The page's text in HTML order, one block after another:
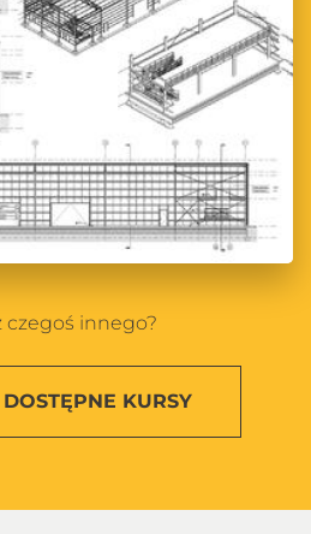
czegoś innego?
DOSTĘPNE KURSY